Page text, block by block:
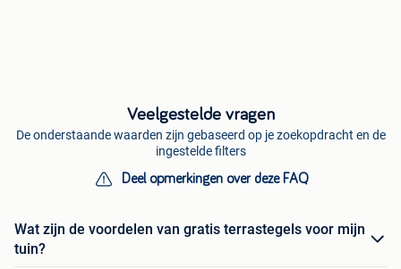
Veelgestelde vragen
De onderstaande waarden zijn gebaseerd op je zoekopdracht en de
ingestelde filters
Deel opmerkingen over deze FAQ
Wat zijn de voordelen van gratis terrastegels voor mijn
tuin?